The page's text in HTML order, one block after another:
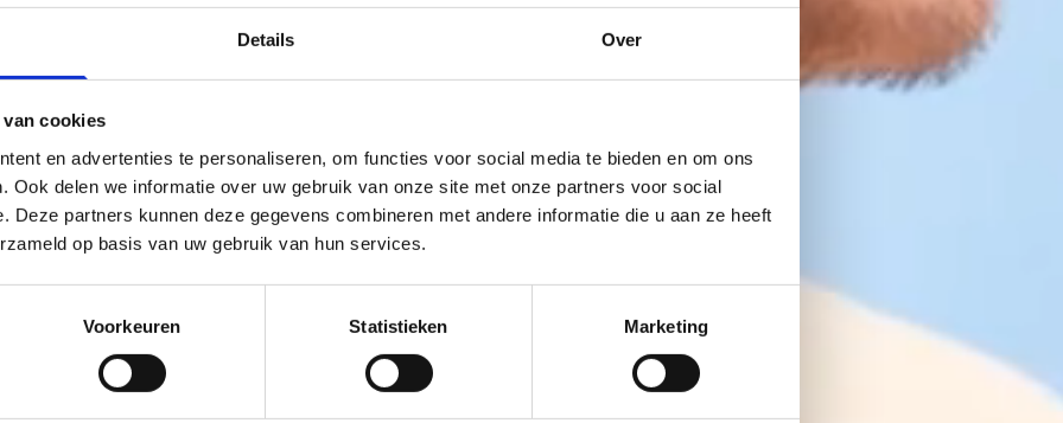
Details Over
cookies
en advertenties te personaliseren, om functies voor social media te bieden en om ons
Ook delen we informatie over uw gebruik van onze site met onze partners voor social
Deze partners kunnen deze gegevens combineren met andere informatie die u aan ze heeft
op basis van uw gebruik van hun services.
Voorkeuren Statistieken Marketing
Shop
startup op te
vanNoordoost-
je nodig hebt: persoonlijke
financiering
en klaar is voor de